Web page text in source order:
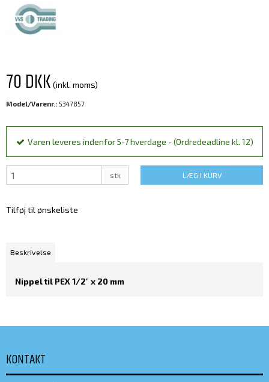
70 DKK (inkl. moms)
Model/Varenr.: 5347857
Varen leveres indenfor 5-7 hverdage - (Ordredeadline kl. 12)
stk LÆG I KURV
Tilføj til ønskeliste
Beskrivelse
Nippel til PEX 1/2" x 20 mm
KONTAKT